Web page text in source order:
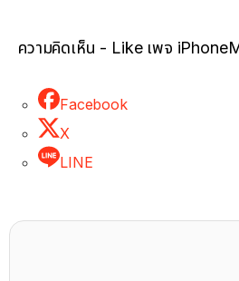
ความคิดเห็น - Like เพจ
Facebook
X
LINE